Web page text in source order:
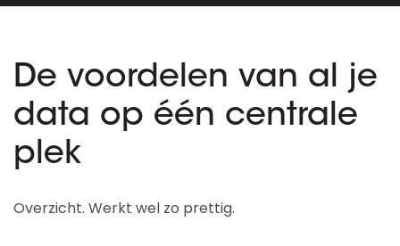
De voordelen van al je
data op één centrale
plek
Overzicht. Werkt wel zo prettig.